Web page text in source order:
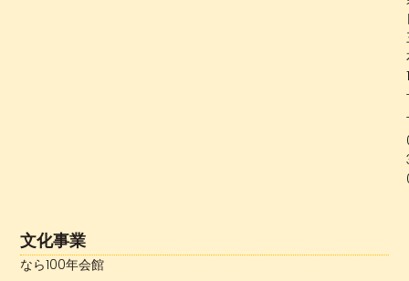
文化事業
なら100年会館